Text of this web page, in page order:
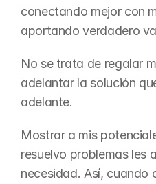
conectando mejor con
aportando verdadero
No se trata de regalar
adelantar la solución
adelante.
Mostrar a mis
resuelvo problemas les
necesidad. Así, cuando